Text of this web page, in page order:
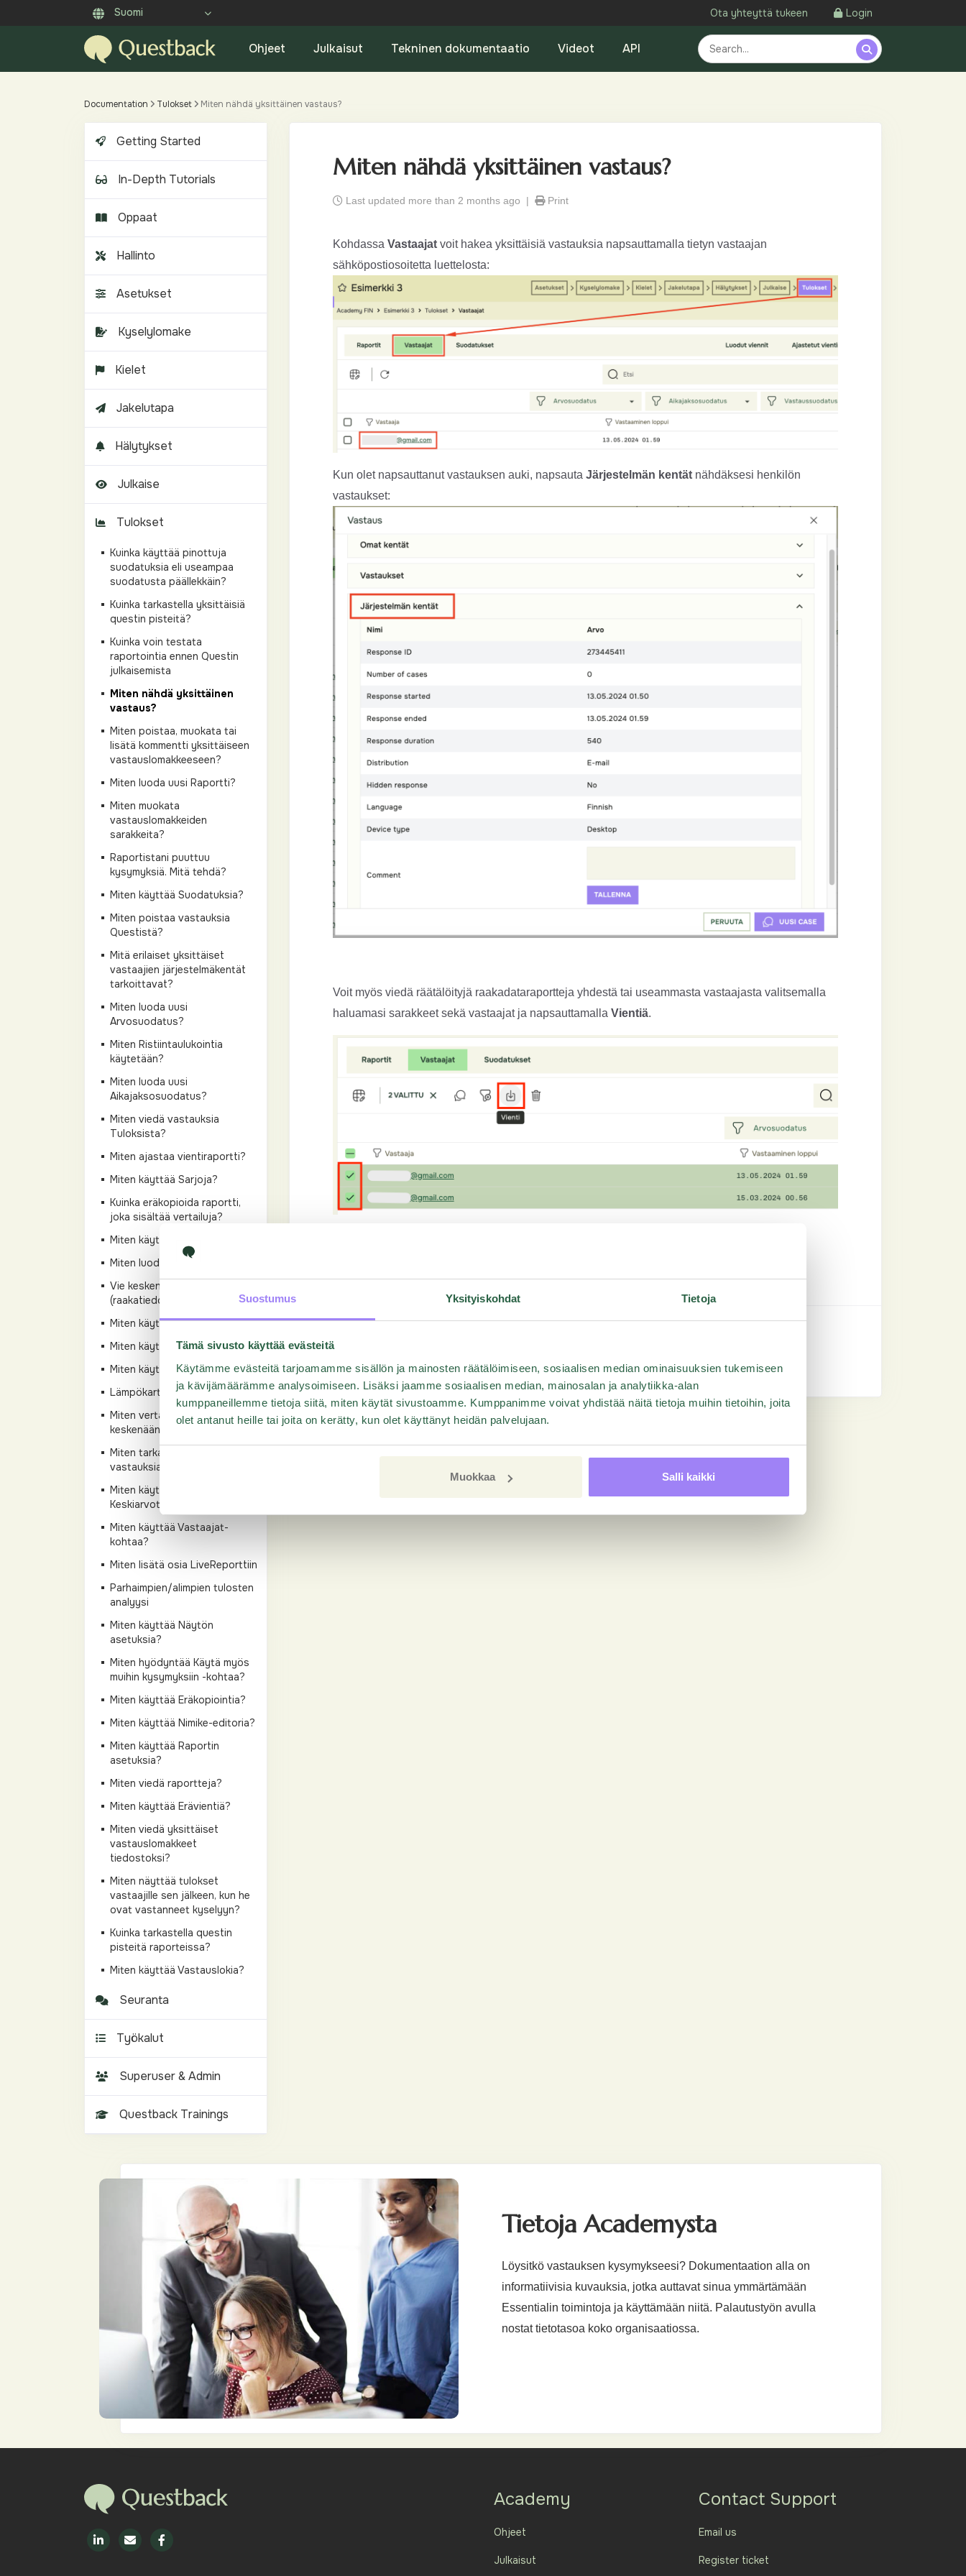
Suostumus Yksityiskohdat Tietoja
Tämä sivusto käyttää evästeitä
Käytämme evästeitä tarjoamamme sisällön ja mainosten räätälöimiseen, sosiaalisen median ominaisuuksien tukemiseen
ja kävijämäärämme analysoimiseen. Lisäksi jaamme sosiaalisen median, mainosalan ja analytiikka-alan
kumppaneillemme tietoja siitä, miten käytät sivustoamme. Kumppanimme voivat yhdistää näitä tietoja muihin tietoihin, joita
olet antanut heille tai joita on kerätty, kun olet käyttänyt heidän palvelujaan.
Muokkaa Salli kaikki
Suomi Ota yhteyttä tukeen Login
Ohjeet Julkaisut Tekninen dokumentaatio Videot API
Documentation Tulokset Miten nähdä yksittäinen vastaus?
Miten nähdä yksittäinen vastaus?
Last updated more than 2 months ago | Print
Kohdassa Vastaajat voit hakea yksittäisiä vastauksia napsauttamalla tietyn vastaajan
sähköpostiosoitetta luettelosta:
Kun olet napsauttanut vastauksen auki, napsauta Järjestelmän kentät nähdäksesi henkilön
vastaukset:
Voit myös viedä räätälöityjä raakadataraportteja yhdestä tai useammasta vastaajasta valitsemalla
haluamasi sarakkeet sekä vastaajat ja napsauttamalla Vientiä.
No
Getting Started
In-Depth Tutorials
Oppaat
Hallinto
Asetukset
Kyselylomake
Kielet
Jakelutapa
Hälytykset
Julkaise
Tulokset
Kuinka käyttää pinottuja
suodatuksia eli useampaa
suodatusta päällekkäin?
Kuinka tarkastella yksittäisiä
questin pisteitä?
Kuinka voin testata
raportointia ennen Questin
julkaisemista
Miten nähdä yksittäinen
vastaus?
Miten poistaa, muokata tai
lisätä kommentti yksittäiseen
vastauslomakkeeseen?
Miten luoda uusi Raportti?
Miten muokata
vastauslomakkeiden
sarakkeita?
Raportistani puuttuu
kysymyksiä. Mitä tehdä?
Miten käyttää Suodatuksia?
Miten poistaa vastauksia
Questistä?
Mitä erilaiset yksittäiset
vastaajien järjestelmäkentät
tarkoittavat?
Miten luoda uusi
Arvosuodatus?
Miten Ristiintaulukointia
käytetään?
Miten luoda uusi
Aikajaksosuodatus?
Miten viedä vastauksia
Tuloksista?
Miten ajastaa vientiraportti?
Miten käyttää Sarjoja?
Kuinka eräkopioida raportti,
joka sisältää vertailuja?
Miten käyttää Sarjoja?
Miten luoda Erävertailu?
Vie keskeneräiset vastaukset
(raakatiedon lataus)
Miten käyttää NPS:ää?
Miten käyttää LiveRaporttia?
Miten käyttää sanapilveä
Lämpökartta taulukoissa
Miten vertailen eri raportteja
keskenään?
Miten tarkastella yksittäisiä
vastauksia?
Miten käyttää
Keskiarvotaulukkoa?
Miten käyttää Vastaajat-
kohtaa?
Miten lisätä osia LiveReporttiin
Parhaimpien/alimpien tulosten
analyysi
Miten käyttää Näytön
asetuksia?
Miten hyödyntää Käytä myös
muihin kysymyksiin -kohtaa?
Miten käyttää Eräkopiointia?
Miten käyttää Nimike-editoria?
Miten käyttää Raportin
asetuksia?
Miten viedä raportteja?
Miten käyttää Erävientiä?
Miten viedä yksittäiset
vastauslomakkeet
tiedostoksi?
Miten näyttää tulokset
vastaajille sen jälkeen, kun he
ovat vastanneet kyselyyn?
Kuinka tarkastella questin
pisteitä raporteissa?
Miten käyttää Vastauslokia?
Seuranta
Työkalut
Superuser & Admin
Questback Trainings
Tietoja Academysta
Löysitkö vastauksen kysymykseesi? Dokumentaation alla on
informatiivisia kuvauksia, jotka auttavat sinua ymmärtämään
Essentialin toimintoja ja käyttämään niitä. Palautustyön avulla
nostat tietotasoa koko organisaatiossa.
Academy
Ohjeet
Julkaisut
Contact Support
Email us
Register ticket